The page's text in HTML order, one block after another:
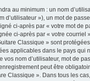
au minimum : un nom
d’utilisateur »), un mot de
ci-après par « votre mot de
ci-après par « votre courriel
Classique » sont
applicables dans le pays qui
vos nom d’utilisateur, mot de
peut être
Classique ». Dans tous les